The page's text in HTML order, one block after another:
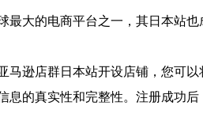
大的电商平台之一，其日本站
逊店群日本站开设店铺，您可以
的真实性和完整性。注册成功